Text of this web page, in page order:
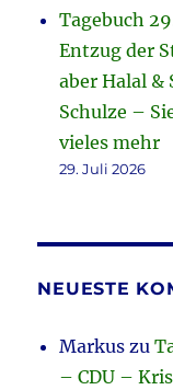
Tagebuch
Entzug der
aber Halal &
Schulze –
vieles mehr
29. Juli 2026
NEUESTE
Markus zu
– CDU –